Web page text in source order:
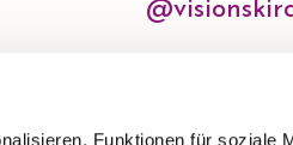
Funktionen für soziale